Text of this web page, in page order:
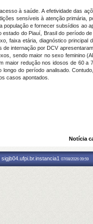
à saúde. A efetividade das
sensíveis à atenção primária,
e fornecer subsídios ao
do Piauí, Brasil do período
faixa etária, diagnóstico principal
de internação por DCV
sendo maior no sexo feminino
maior redução nos idosos de 60 a
do período analisado.
casos apontados.
Notícia
07/08/2026 09:59